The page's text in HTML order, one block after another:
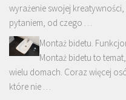
wyrażenie swojej
pytaniem, od czego …
Montaż bidetu.
Montaż bidetu to
wielu domach. Coraz więcej
które nie …